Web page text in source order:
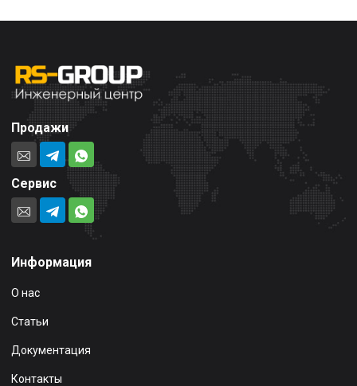
Продажи
Сервис
Информация
О нас
Статьи
Документация
Контакты